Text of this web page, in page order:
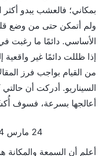
بمكاني؛ فالعشب يبدو
ولم أتمكن حتى من وضع
الأساسي. دائمًا ما رغبت
إذا ظللت دائمًا غير
من القيام بواجب فرز
السيناريو. أدركت أن
أعالجها بسرعة، فسوف
24 مارس 2024، يومٌ غائم
أعلم أن السمعة والمكانة